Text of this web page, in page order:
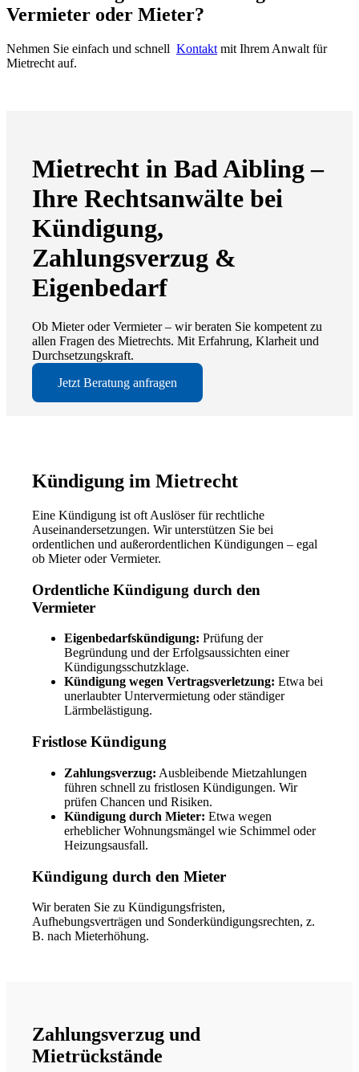
Vermieter oder Mieter?
Nehmen Sie einfach und schnell Kontakt mit Ihrem Anwalt für
Mietrecht auf.
Mietrecht in Bad Aibling –
Ihre Rechtsanwälte bei
Kündigung,
Zahlungsverzug &
Eigenbedarf
Ob Mieter oder Vermieter – wir beraten Sie kompetent zu
allen Fragen des Mietrechts. Mit Erfahrung, Klarheit und
Durchsetzungskraft.
Jetzt Beratung anfragen
Kündigung im Mietrecht
Eine Kündigung ist oft Auslöser für rechtliche
Auseinandersetzungen. Wir unterstützen Sie bei
ordentlichen und außerordentlichen Kündigungen – egal
ob Mieter oder Vermieter.
Ordentliche Kündigung durch den
Vermieter
Eigenbedarfskündigung: Prüfung der
Begründung und der Erfolgsaussichten einer
Kündigungsschutzklage.
Kündigung wegen Vertragsverletzung: Etwa bei
unerlaubter Untervermietung oder ständiger
Lärmbelästigung.
Fristlose Kündigung
Zahlungsverzug: Ausbleibende Mietzahlungen
führen schnell zu fristlosen Kündigungen. Wir
prüfen Chancen und Risiken.
Kündigung durch Mieter: Etwa wegen
erheblicher Wohnungsmängel wie Schimmel oder
Heizungsausfall.
Kündigung durch den Mieter
Wir beraten Sie zu Kündigungsfristen,
Aufhebungsverträgen und Sonderkündigungsrechten, z.
B. nach Mieterhöhung.
Zahlungsverzug und
Mietrückstände